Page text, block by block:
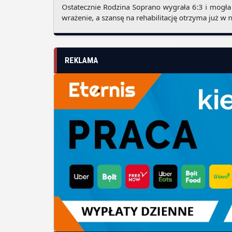
Ostatecznie Rodzina Soprano wygrała 6:3 i
wrażenie, a szansę na rehabilitację otrzyma już w
REKLAMA